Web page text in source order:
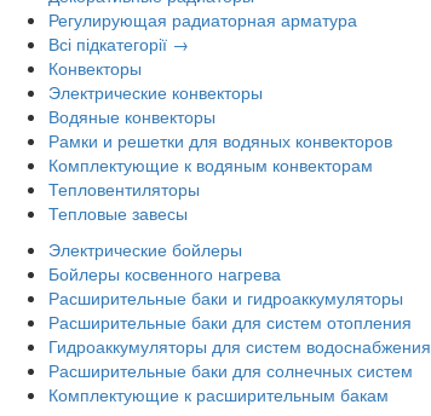
Регулирующая радиаторная арматура
Всі підкатегорії →
Конвекторы
Электрические конвекторы
Водяные конвекторы
Рамки и решетки для водяных конвекторов
Комплектующие к водяным конвекторам
Тепловентиляторы
Тепловые завесы
Электрические бойлеры
Бойлеры косвенного нагрева
Расширительные баки и гидроаккумуляторы
Расширительные баки для систем отопления
Гидроаккумуляторы для систем водоснабжения
Расширительные баки для солнечных систем
Комплектующие к расширительным бакам